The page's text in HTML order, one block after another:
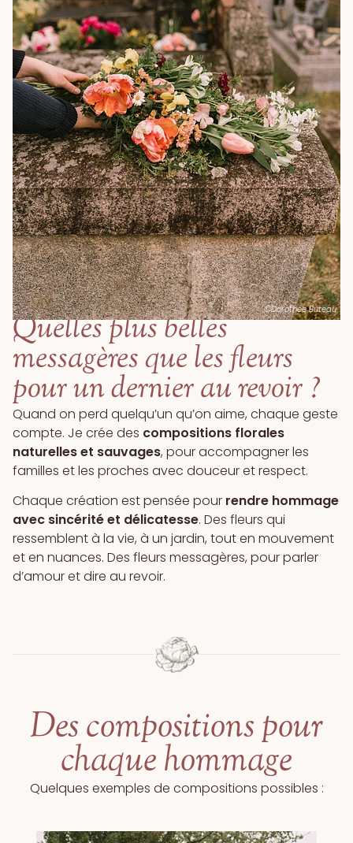
Quelles plus belles
messagères que les fleurs
pour un dernier au revoir ?
Quand on perd quelqu’un qu’on aime, chaque geste
compte. Je crée des compositions florales
naturelles et sauvages, pour accompagner les
familles et les proches avec douceur et respect.
Chaque création est pensée pour rendre hommage
avec sincérité et délicatesse. Des fleurs qui
ressemblent à la vie, à un jardin, tout en mouvement
et en nuances. Des fleurs messagères, pour parler
d’amour et dire au revoir.
©Dorothée Buteau
Des compositions pour
chaque hommage
Quelques exemples de compositions possibles :